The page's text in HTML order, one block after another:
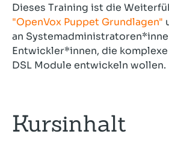
Dieses Training ist die
"OpenVox Puppet Grundlagen"
an
Entwickler*innen, die
DSL Module entwickeln wollen.
Kursinhalt